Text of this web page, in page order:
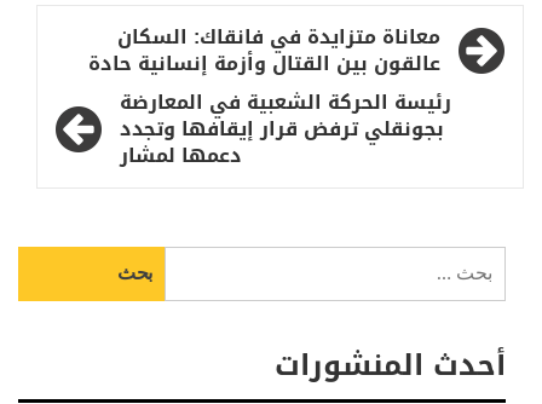
تصفّح
المقالات
معاناة متزايدة في فانقاك: السكان
عالقون بين القتال وأزمة إنسانية حادة
رئيسة الحركة الشعبية في المعارضة
بجونقلي ترفض قرار إيقافها وتجدد
دعمها لمشار
عن:
أحدث المنشورات